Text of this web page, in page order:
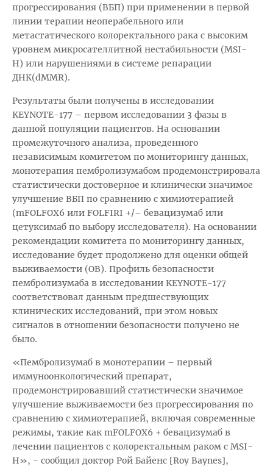
прогрессирования (ВБП) при применении в первой
линии терапии неоперабельного или
метастатического колоректального рака с высоким
уровнем микросателлитной нестабильности (MSI-
H) или нарушениями в системе репарации
ДНК(dMMR).
Результаты были получены в исследовании
KEYNOTE-177 – первом исследовании 3 фазы в
данной популяции пациентов. На основании
промежуточного анализа, проведенного
независимым комитетом по мониторингу данных,
монотерапия пембролизумабом продемонстрировала
статистически достоверное и клинически значимое
улучшение ВБП по сравнению с химиотерапией
(mFOLFOX6 или FOLFIRI +/– бевацизумаб или
цетуксимаб по выбору исследователя). На основании
рекомендации комитета по мониторингу данных,
исследование будет продолжено для оценки общей
выживаемости (ОВ). Профиль безопасности
пембролизумаба в исследовании KEYNOTE-177
соответствовал данным предшествующих
клинических исследований, при этом новых
сигналов в отношении безопасности получено не
было.
«Пембролизумаб в монотерапии – первый
иммуноонкологический препарат,
продемонстрировавший статистически значимое
улучшение выживаемости без прогрессирования по
сравнению с химиотерапией, включая современные
режимы, такие как mFOLFOX6 + бевацизумаб в
лечении пациентов с колоректальным раком с MSI-
H», - сообщил доктор Рой Байенс [Roy Baynes],